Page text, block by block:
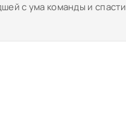
с ума команды и спасти